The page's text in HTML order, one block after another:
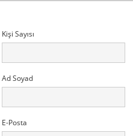
Kişi Sayısı
Ad Soyad
E-Posta